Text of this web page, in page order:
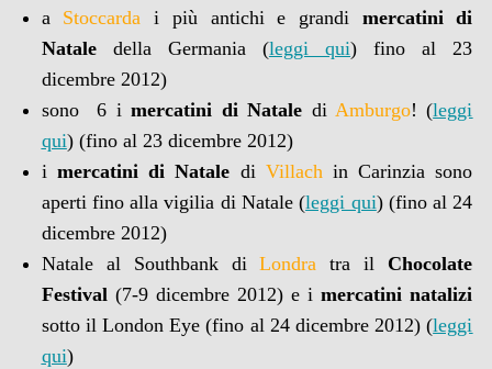
a Stoccardai più antichi e grandi mercatini di
Nataledella Germania (leggi qui) fino al 23
dicembre 2012)
sono 6 imercatini di Natale di Amburgo! (leggi
qui) (fino al 23 dicembre 2012)
i mercatini di Natale di Villach in Carinzia sono
aperti fino alla vigilia di Natale (leggi qui) (fino al 24
dicembre 2012)
Natale al Southbank diLondratra il Chocolate
Festival (7-9 dicembre 2012) e i mercatini natalizi
sotto il London Eye (fino al 24 dicembre 2012) (leggi
qui)